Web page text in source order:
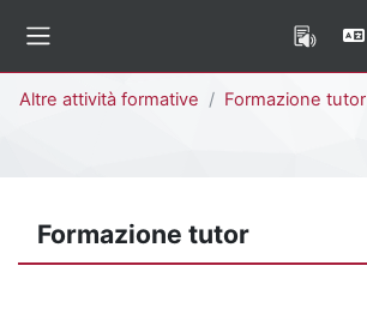
Altre attività formative Formazione tutor
Formazione tutor